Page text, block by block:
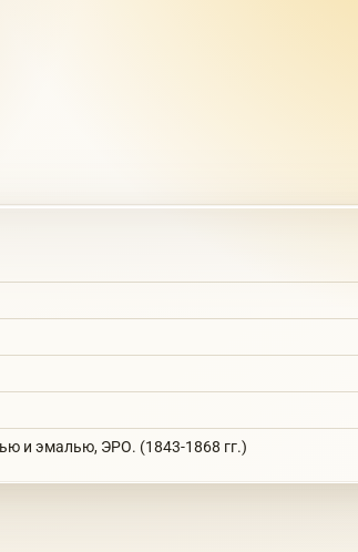
и эмалью, ЭРО. (1843-1868 гг.)